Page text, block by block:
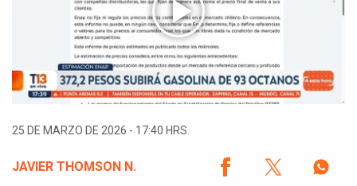
25 DE MARZO DE 2026 - 17:40 HRS.
JAVIER THOMSON N.